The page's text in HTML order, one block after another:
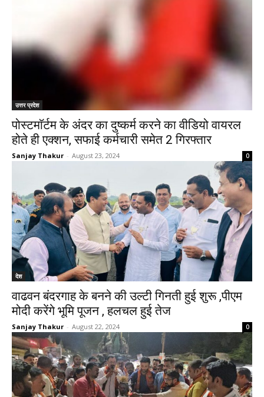
उत्तर प्रदेश
पोस्टमाॅर्टम के अंदर का दुष्कर्म करने का वीडियो वायरल
होते ही एक्शन, सफाई कर्मचारी समेत 2 गिरफ्तार
Sanjay Thakur - August 23, 2024 0
देश
वाढवन बंदरगाह के बनने की उल्टी गिनती हुई शुरू ,पीएम
मोदी करेंगे भूमि पूजन , हलचल हुई तेज
Sanjay Thakur - August 22, 2024 0